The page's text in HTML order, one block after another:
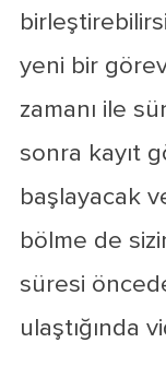
yeni bir
zamanı ile
sonra kayıt
başlayacak
bölme de
süresi
ulaştığında